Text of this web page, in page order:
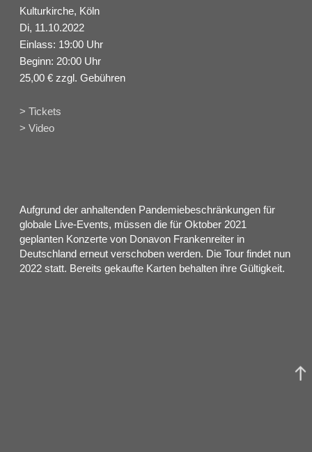
Kulturkirche, Köln
Di, 11.10.2022
Einlass: 19:00 Uhr
Beginn: 20:00 Uhr
25,00 € zzgl. Gebühren
> Tickets
> Video
Aufgrund der anhaltenden Pandemiebeschränkungen für
globale Live-Events, müssen die für Oktober 2021
geplanten Konzerte von Donavon Frankenreiter in
Deutschland erneut verschoben werden. Die Tour findet nun
2022 statt. Bereits gekaufte Karten behalten ihre Gültigkeit.